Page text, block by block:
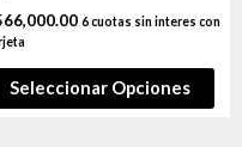
6 cuotas sin interes con
Seleccionar Opciones